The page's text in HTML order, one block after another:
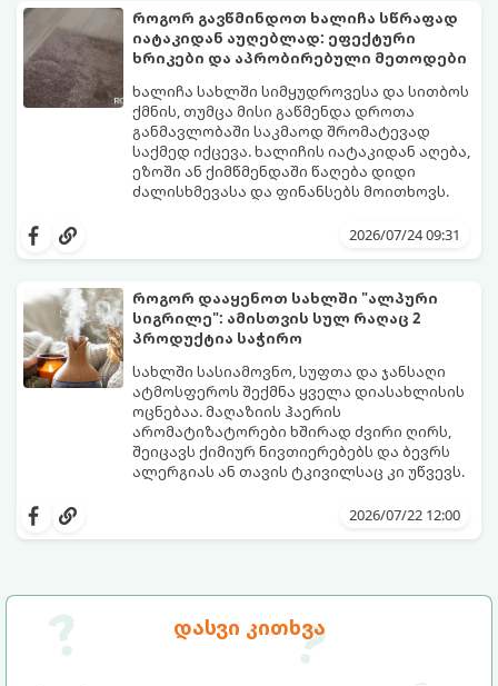
დასვი კითხვა
სასიამოვნო სიგრილე სპეციალური
ტექნიკის გარეშეც.
გთავაზობთ 10 საუკეთესო და
ხელმისაწვდომ მეთოდს:
როგორ გავწმინდოთ ხალიჩა სწრაფად
იატაკიდან აუღებლად: ეფექტური
ხრიკები და აპრობირებული მეთოდები
ხალიჩა სახლში სიმყუდროვესა და სითბოს
ქმნის, თუმცა მისი გაწმენდა დროთა
განმავლობაში საკმაოდ შრომატევად
საქმედ იქცევა. ხალიჩის იატაკიდან აღება,
ეზოში ან ქიმწმენდაში წაღება დიდი
ძალისხმევასა და ფინანსებს მოითხოვს.
ეფექტური, ბიუჯეტური და აპრობირებული
ლაქების ამოყვანასა და პირვანდელი
სიახლის დაბრუნებას.
2026/07/24 09:31
როგორ დააყენოთ სახლში "ალპური
სიგრილე": ამისთვის სულ რაღაც 2
პროდუქტია საჭირო
სახლში სასიამოვნო, სუფთა და ჯანსაღი
ატმოსფეროს შექმნა ყველა დიასახლისის
ოცნებაა. მაღაზიის ჰაერის
არომატიზატორები ხშირად ძვირი ღირს,
შეიცავს ქიმიურ ნივთიერებებს და ბევრს
ალერგიას ან თავის ტკივილსაც კი უწვევს.
სიგრილისა“ და სიახლის ეფექტის მიღწევა
ინგრედიენტი დაგჭირდებათ, რომლებიც
2026/07/22 12:00